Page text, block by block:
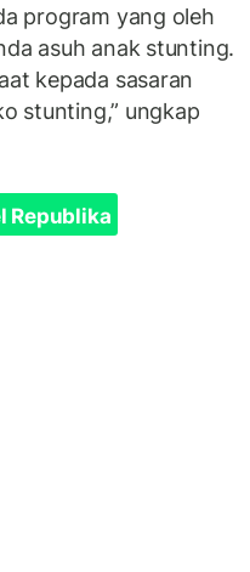
program yang oleh
asuh anak stunting.
kepada sasaran
stunting,” ungkap
Republika